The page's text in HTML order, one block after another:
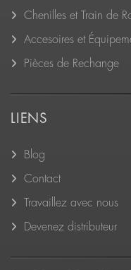
Chenilles et Train de
Accesoires et
Pièces de Rechange
LIENS
Blog
Contact
Travaillez avec nous
Devenez distributeur